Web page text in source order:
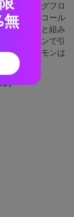
ーディングフロ
が欲しいコール
なブルーと組み
ートトーンで引
明るいレモンは
例
無